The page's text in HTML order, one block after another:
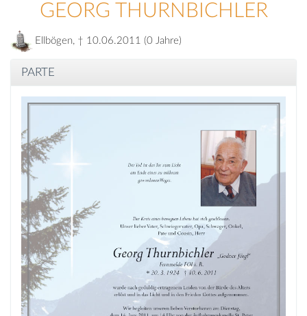
GEORG THURNBICHLER
Ellbögen, † 10.06.2011 (0 Jahre)
PARTE